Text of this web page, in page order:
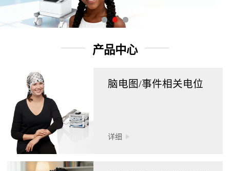
产品中心
脑电图/事件相关电位
详细